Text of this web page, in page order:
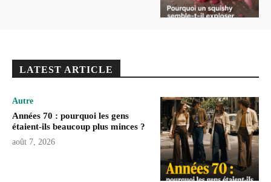
LATEST ARTICLE
Autre
Années 70 : pourquoi les gens
étaient-ils beaucoup plus minces ?
août 7, 2026